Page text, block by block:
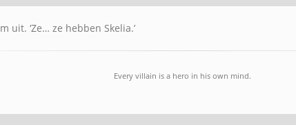
uit. ‘Ze… ze hebben Skelia.’
Every villain is a hero in his own mind.